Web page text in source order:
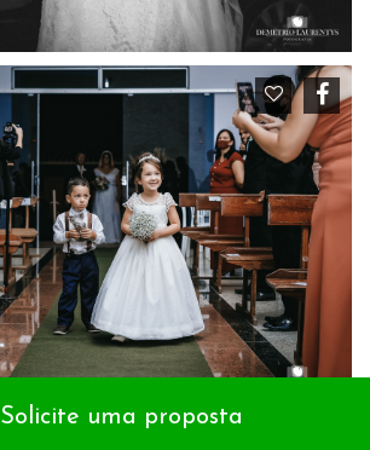
Solicite uma proposta